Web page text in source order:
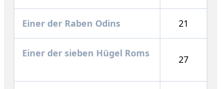
Einer der Raben Odins 21
Einer der sieben Hügel Roms
27